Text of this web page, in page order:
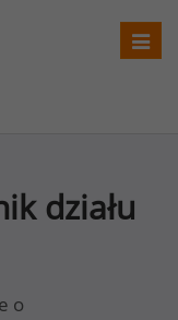
działu
o